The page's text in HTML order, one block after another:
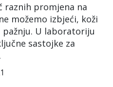
raznih promjena na
možemo izbjeći, koži
U laboratoriju
sastojke za